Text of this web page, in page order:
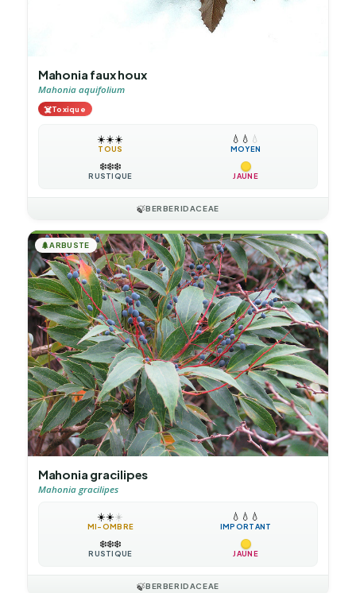
Mahonia faux houx
Mahonia aquifolium
☠️Toxique
☀️☀️☀️
TOUS
💧 💧 💧
MOYEN
❄️❄️❄️
RUSTIQUE JAUNE
🍃BERBERIDACEAE
🌲ARBUSTE
Mahonia gracilipes
Mahonia gracilipes
☀️☀️☀️
MI-OMBRE
💧 💧 💧
IMPORTANT
❄️❄️❄️
RUSTIQUE JAUNE
🍃BERBERIDACEAE